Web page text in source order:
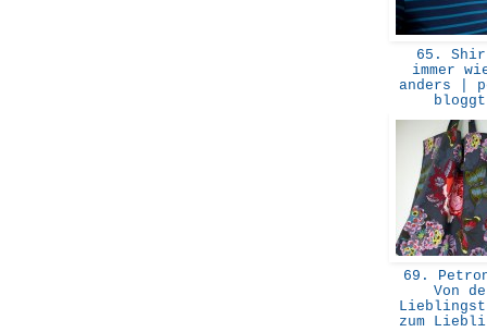
65.
immer
anders |
69.
Von
zum